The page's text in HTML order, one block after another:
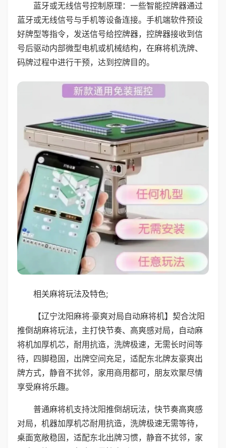
蓝牙或无线信号控制原理：一些智能控牌器通过
蓝牙或无线信号与手机等设备连接。手机端软件预设
好牌型等指令，发送信号给控牌器，控牌器接收到信
号后驱动内部微型电机或机械结构，在麻将机洗牌、
码牌过程中进行干预，达到控牌目的。
相关麻将玩法及特色;
【辽宁沈阳麻将·豪爽对局自动麻将机】契合沈阳
推倒胡麻将玩法，主打快节奏、高爽感对局，自动麻
将机加厚机芯，耐用抗造，洗牌极速，无需长时间等
待，四脚稳固，出牌空间充足，适配东北牌友豪爽出
牌方式，静音不扰邻，家用商用都可，朋友欢聚尽情
享受麻将乐趣。
普通麻将机支持沈阳推倒胡玩法，快节奏高爽感
对局，机器加厚机芯耐用抗造，洗牌极速无需等待，
桌面宽敞稳固，适配东北出牌习惯，静音不扰邻，家